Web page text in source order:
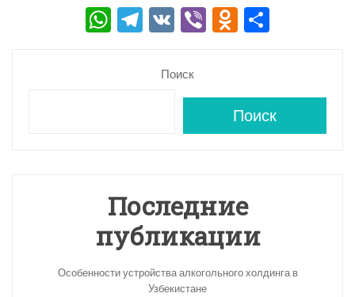
W
h
T
el
e
V
K
Vi
b
O
d
o
kl
a
s
ni
ki
а
в
и
Поиск
Поиск
Последние
публикации
Особенности устройства алкогольного холдинга в
Узбекистане